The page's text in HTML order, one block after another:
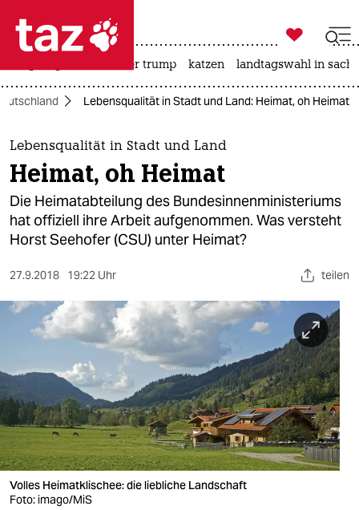
 taz zahl ich
taz zahl ich
themen
politik
öko
sport
nord
wahrheit
verlag
verlag

taz zahl ich
usa unter trump katzen landtagswahl in
Lebensqualität in Stadt und Land: Heimat, oh Heimat
Lebensqualität in Stadt und Land
Heimat, oh Heimat
Die Heimatabteilung des Bundesinnenministeriums
hat offiziell ihre Arbeit aufgenommen. Was versteht
Horst Seehofer (CSU) unter Heimat?
27.9.2018 19:22 Uhr teilen
Volles Heimatklischee: die liebliche Landschaft
Foto: imago/MiS